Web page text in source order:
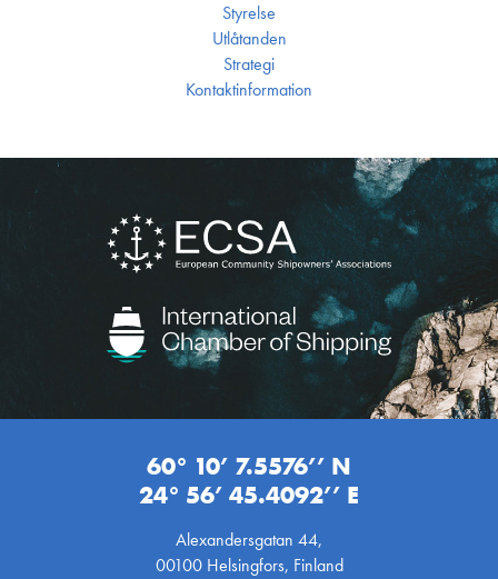
Styrelse
Utlåtanden
Strategi
Kontakt­information
60° 10’ 7.5576’’ N
24° 56’ 45.4092’’ E
Alexandersgatan 44,
00100 Helsingfors, Finland